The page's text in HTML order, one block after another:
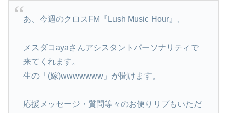
あ、今週のクロスFM『Lush Music Hour』、
メスダコayaさんアシスタントパーソナリティで
来てくれます。
生の「(嫁)wwwwwww」が聞けます。
応援メッセージ・質問等々のお便りリプもいただ